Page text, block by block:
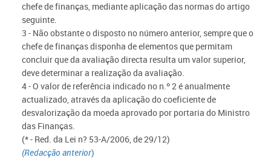
chefe de finanças, mediante aplicação das normas do artigo
seguinte.
3 - Não obstante o disposto no número anterior, sempre que o
chefe de finanças disponha de elementos que permitam
concluir que da avaliação directa resulta um valor superior,
deve determinar a realização da avaliação.
4 - O valor de referência indicado no n.º 2 é anualmente
actualizado, através da aplicação do coeficiente de
desvalorização da moeda aprovado por portaria do Ministro
das Finanças.
(* - Red. da Lei n? 53-A/2006, de 29/12)
(Redacção anterior)